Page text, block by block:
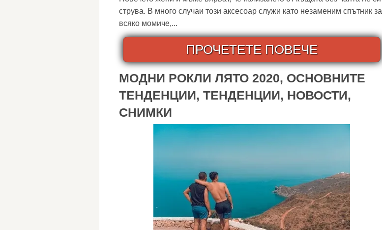
струва. В много случаи този аксесоар служи като незаменим спътник за
всяко момиче,...
ПРОЧЕТЕТЕ ПОВЕЧЕ
МОДНИ РОКЛИ ЛЯТО 2020, ОСНОВНИТЕ
ТЕНДЕНЦИИ, ТЕНДЕНЦИИ, НОВОСТИ,
СНИМКИ